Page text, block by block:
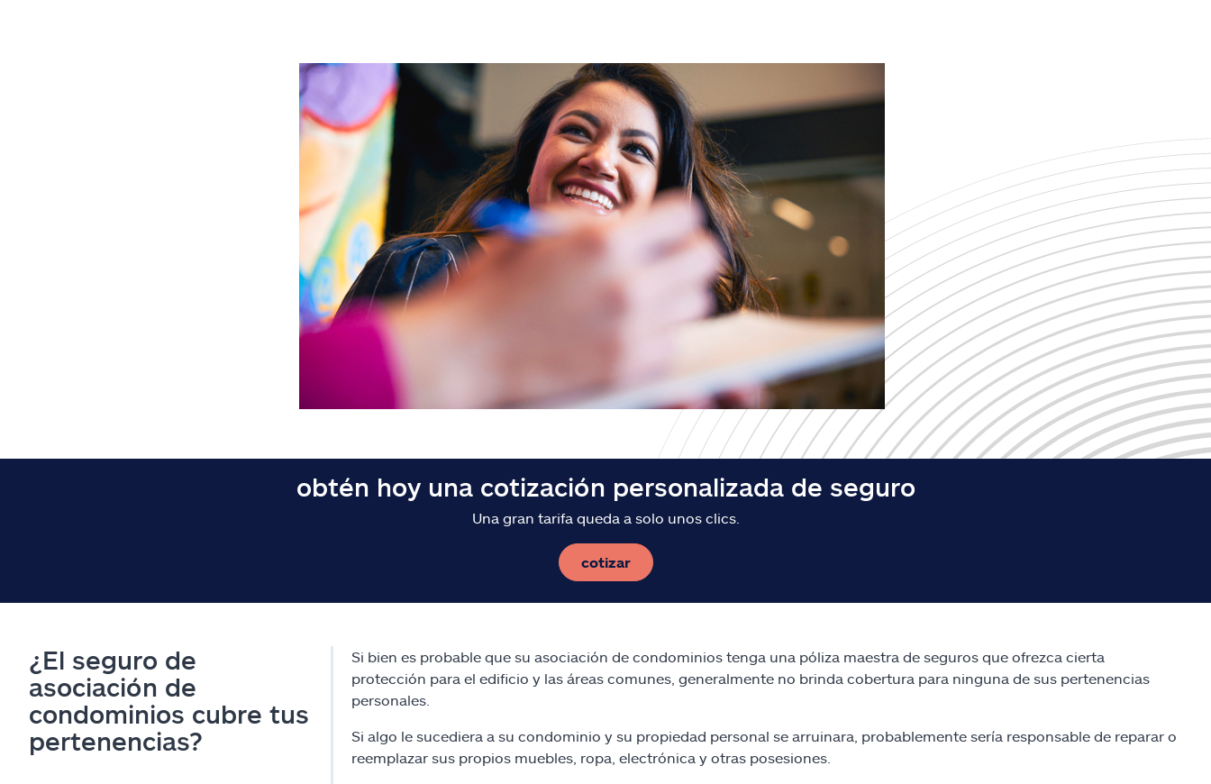
obtén hoy una cotización personalizada de seguro
Una gran tarifa queda a solo unos clics.
cotizar
¿El seguro de
asociación de
condominios cubre tus
pertenencias?
Si bien es probable que su asociación de condominios tenga una póliza maestra de seguros que ofrezca cierta
protección para el edificio y las áreas comunes, generalmente no brinda cobertura para ninguna de sus pertenencias
personales.
Si algo le sucediera a su condominio y su propiedad personal se arruinara, probablemente sería responsable de reparar o
reemplazar sus propios muebles, ropa, electrónica y otras posesiones.